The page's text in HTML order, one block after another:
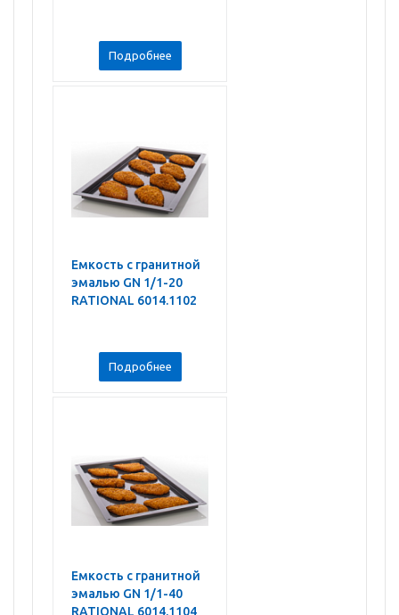
Подробнее
Емкость с гранитной
эмалью GN 1/1-20
RATIONAL 6014.1102
Подробнее
Емкость с гранитной
эмалью GN 1/1-40
RATIONAL 6014.1104